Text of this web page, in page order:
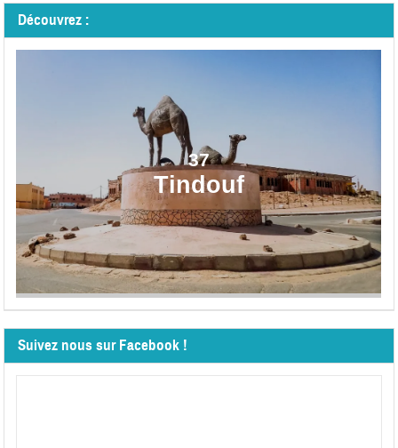
Découvrez :
37
Tindouf
Suivez nous sur Facebook !